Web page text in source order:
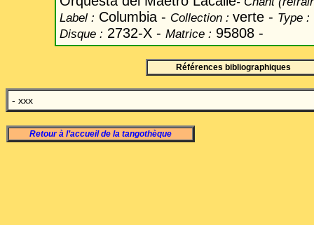
Label : Columbia - Collection : verte - Type :
Disque : 2732-X - Matrice : 95808 -
Références bibliographiques
- xxx
Retour à l’accueil de la tangothèque